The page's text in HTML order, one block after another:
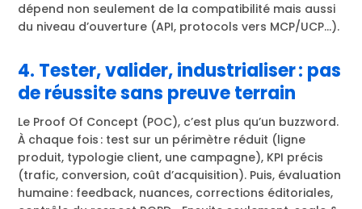
dépend non seulement de la compatibilité mais aussi
du niveau d’ouverture (API, protocols vers MCP/UCP…).
4. Tester, valider, industrialiser : pas
de réussite sans preuve terrain
Le Proof Of Concept (POC), c’est plus qu’un buzzword.
À chaque fois : test sur un périmètre réduit (ligne
produit, typologie client, une campagne), KPI précis
(trafic, conversion, coût d’acquisition). Puis, évaluation
humaine : feedback, nuances, corrections éditoriales,